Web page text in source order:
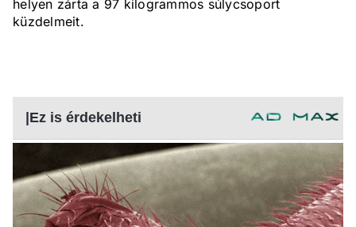
helyen zárta a 97 kilogrammos súlycsoport
küzdelmeit.